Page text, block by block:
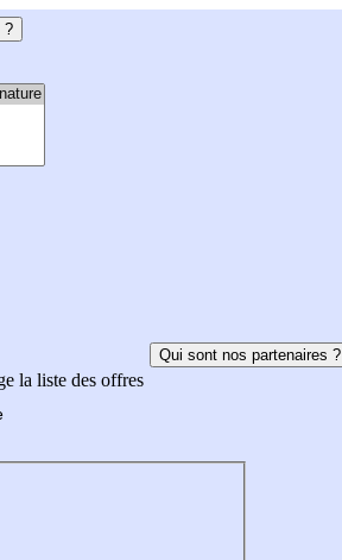
?
la liste des offres
Qui sont nos partenaires ?